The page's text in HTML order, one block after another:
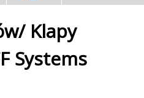
Klapy
Systems